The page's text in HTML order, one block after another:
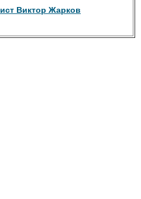
Виктор Жарков